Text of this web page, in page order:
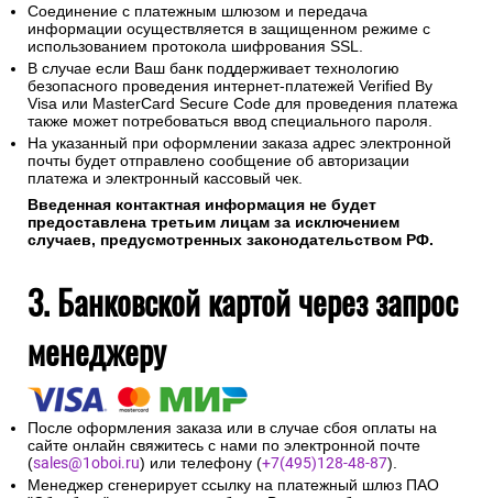
Соединение с платежным шлюзом и передача
информации осуществляется в защищенном режиме с
использованием протокола шифрования SSL.
В случае если Ваш банк поддерживает технологию
безопасного проведения интернет-платежей Verified By
Visa или MasterCard Secure Code для проведения платежа
также может потребоваться ввод специального пароля.
На указанный при оформлении заказа адрес электронной
почты будет отправлено сообщение об авторизации
платежа и электронный кассовый чек.
Введенная контактная информация не будет
предоставлена третьим лицам за исключением
случаев, предусмотренных законодательством РФ.
3. Банковской картой через запрос
менеджеру
После оформления заказа или в случае сбоя оплаты на
сайте онлайн свяжитесь с нами по электронной почте
(sales@1oboi.ru) или телефону (+7(495)128-48-87).
Менеджер сгенерирует ссылку на платежный шлюз ПАО